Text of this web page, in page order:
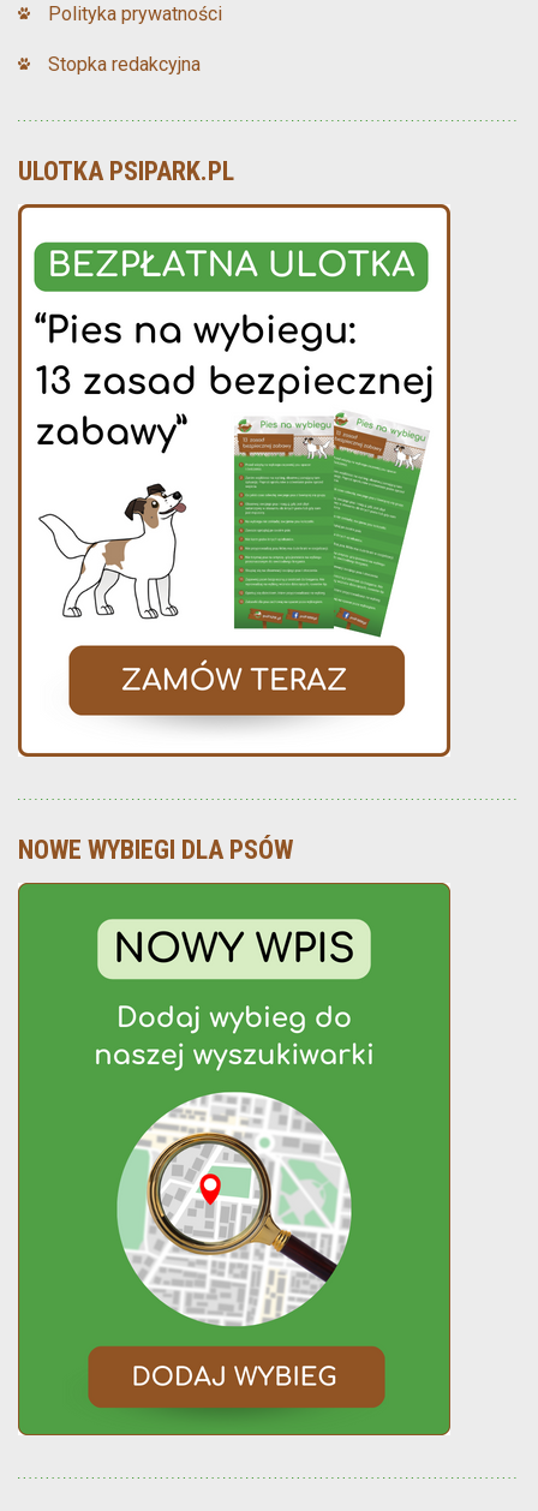
Polityka prywatności
Stopka redakcyjna
ULOTKA PSIPARK.PL
NOWE WYBIEGI DLA PSÓW